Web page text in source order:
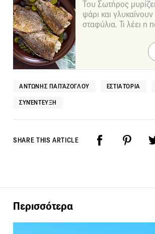
Του Σωτήρος
ψάρι και
σταφύλια. Τι λέει η
ΑΝΤΏΝΗΣ ΠΑΠΆΖΟΓΛΟΥ ΕΣΤΙΑΤΌΡΙΑ
ΣΥΝΈΝΤΕΥΞΗ
SHARE THIS ARTICLE
Περισσότερα